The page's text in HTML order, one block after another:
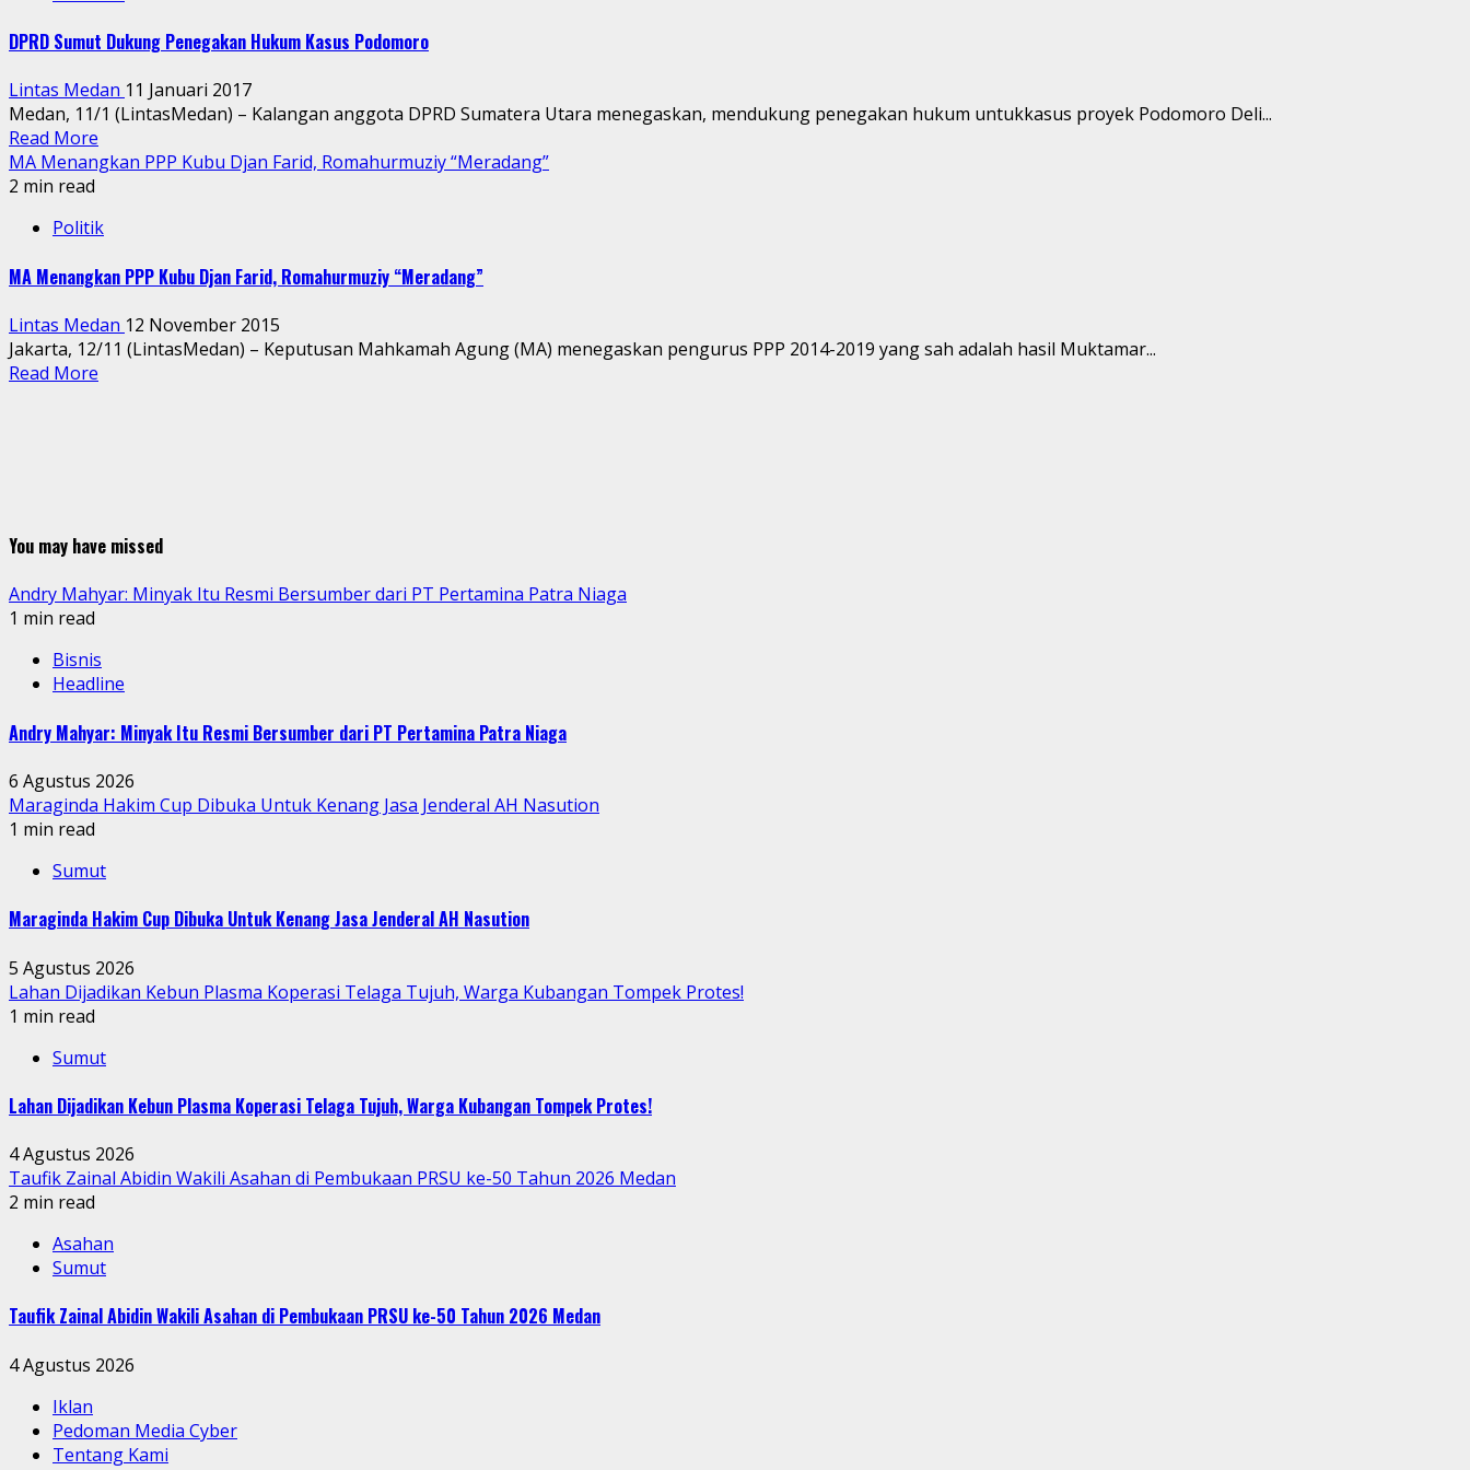
DPRD Sumut Dukung Penegakan Hukum Kasus Podomoro
Lintas Medan 11 Januari 2017
Medan, 11/1 (LintasMedan) – Kalangan anggota DPRD Sumatera Utara menegaskan, mendukung penegakan hukum untukkasus proyek Podomoro Deli...
Read More
MA Menangkan PPP Kubu Djan Farid, Romahurmuziy “Meradang”
2 min read
Politik
MA Menangkan PPP Kubu Djan Farid, Romahurmuziy “Meradang”
Lintas Medan 12 November 2015
Jakarta, 12/11 (LintasMedan) – Keputusan Mahkamah Agung (MA) menegaskan pengurus PPP 2014-2019 yang sah adalah hasil Muktamar...
Read More
You may have missed
Andry Mahyar: Minyak Itu Resmi Bersumber dari PT Pertamina Patra Niaga
1 min read
Bisnis
Headline
Andry Mahyar: Minyak Itu Resmi Bersumber dari PT Pertamina Patra Niaga
6 Agustus 2026
Maraginda Hakim Cup Dibuka Untuk Kenang Jasa Jenderal AH Nasution
1 min read
Sumut
Maraginda Hakim Cup Dibuka Untuk Kenang Jasa Jenderal AH Nasution
5 Agustus 2026
Lahan Dijadikan Kebun Plasma Koperasi Telaga Tujuh, Warga Kubangan Tompek Protes!
1 min read
Sumut
Lahan Dijadikan Kebun Plasma Koperasi Telaga Tujuh, Warga Kubangan Tompek Protes!
4 Agustus 2026
Taufik Zainal Abidin Wakili Asahan di Pembukaan PRSU ke-50 Tahun 2026 Medan
2 min read
Asahan
Sumut
Taufik Zainal Abidin Wakili Asahan di Pembukaan PRSU ke-50 Tahun 2026 Medan
4 Agustus 2026
Iklan
Pedoman Media Cyber
Tentang Kami